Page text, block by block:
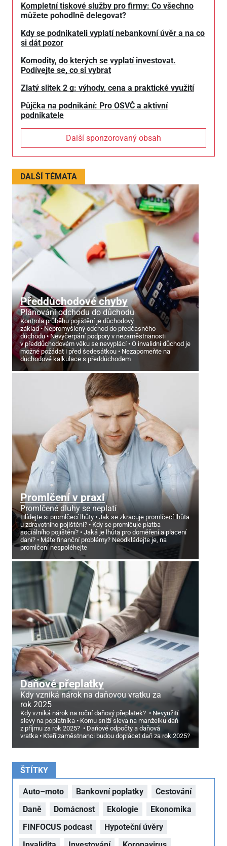
Kompletní tiskové služby pro firmy: Co všechno
můžete pohodlně delegovat?
Kdy se podnikateli vyplatí nebankovní úvěr a na co
si dát pozor
Komodity, do kterých se vyplatí investovat.
Podívejte se, co si vybrat
Zlatý slitek 2 g: výhody, cena a praktické využití
Půjčka na podnikání: Pro OSVČ a aktivní
podnikatele
Další sponzorovaný obsah
DALŠÍ TÉMATA
Předdůchodové chyby
Plánování odchodu do důchodu
Kontrola průběhu pojištění je důchodový
základ
Nepromyšlený odchod do předčasného
důchodu
Nevyčerpání podpory v nezaměstnanosti
v předdůchodovém věku se nevyplácí
O invalidní důchod je
možné požádat i před šedesátkou
Nezapomeňte na
důchodové kalkulace s předdůchodem
Promlčení v praxi
Promlčené dluhy se neplatí
Hlídejte si promlčecí lhůty
Jak se zkracuje promlčecí lhůta
u zdravotního pojištění?
Kdy se promlčuje platba
sociálního pojištění?
Jaká je lhůta pro doměření a placení
daní?
Máte finanční problémy? Neodkládejte je, na
promlčení nespoléhejte
Daňové přeplatky
Kdy vzniká nárok na daňovou vratku za
rok 2025
Kdy vzniká nárok na roční daňový přeplatek?
Nevyužití
slevy na poplatníka
Komu sníží sleva na manželku daň
z příjmu za rok 2025?
Daňové odpočty a daňová
vratka
Kteří zaměstnanci budou doplácet daň za rok 2025?
ŠTÍTKY
Auto–moto Bankovní poplatky
Cestování
Daně
Domácnost Ekologie
Ekonomika
FINFOCUS podcast
Hypoteční úvěry